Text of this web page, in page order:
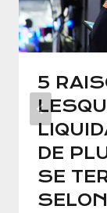
5
DE
SE